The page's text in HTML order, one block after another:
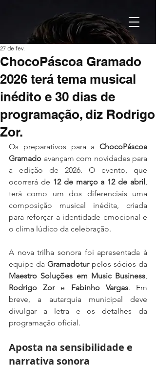
ChocoPáscoa Gramado
2026 terá tema musical
inédito e 30 dias de
programação, diz Rodrigo
Zor.
27 de fev.
Os preparativos para a ChocoPáscoa
Gramado avançam com novidades para
a edição de 2026. O evento, que
ocorrerá de 12 de março a 12 de abril,
terá como um dos diferenciais uma
composição musical inédita, criada
para reforçar a identidade emocional e
o clima lúdico da celebração.
A nova trilha sonora foi apresentada à
equipe da Gramadotur
Maestro Soluções em Music Business
Rodrigo Zor e Fabinho Vargas. Em
breve, a autarquia municipal deve
divulgar a letra e os detalhes da
programação oficial.
Aposta na sensibilidade e
narrativa sonora